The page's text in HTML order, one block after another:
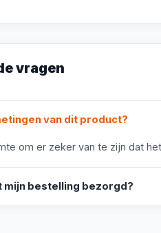
vragen
van dit product?
om er zeker van te zijn dat
mijn bestelling bezorgd?